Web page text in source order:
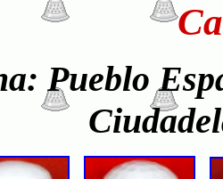
Pueblo